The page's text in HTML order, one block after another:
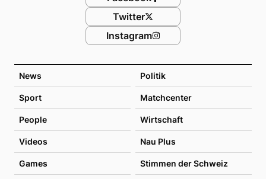
News Politik
Sport Matchcenter
People Wirtschaft
Videos Nau Plus
Games Stimmen der Schweiz
Twitter
Instagram